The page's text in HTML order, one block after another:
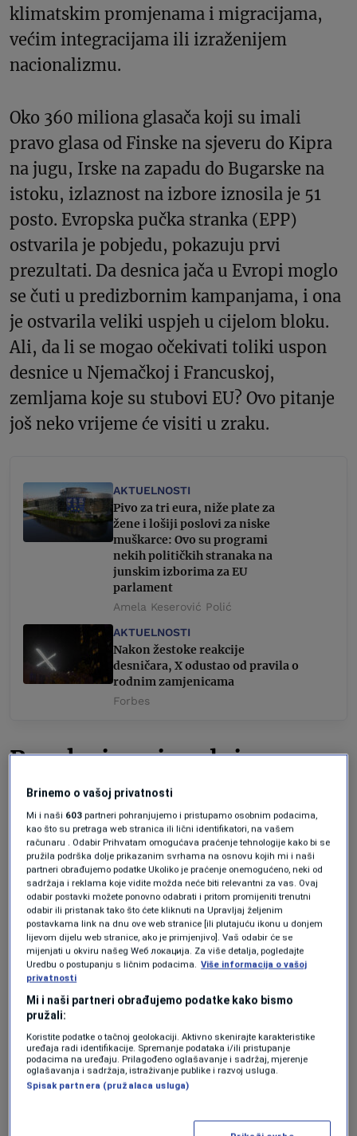
klimatskim promjenama i migracijama,
većim integracijama ili izraženijem
nacionalizmu.
Oko 360 miliona glasača koji su imali
pravo glasa od Finske na sjeveru do Kipra
na jugu, Irske na zapadu do Bugarske na
istoku, izlaznost na izbore iznosila je 51
posto. Evropska pučka stranka (EPP)
ostvarila je pobjedu, pokazuju prvi
prezultati. Da desnica jača u Evropi moglo
se čuti u predizbornim kampanjama, i ona
je ostvarila veliki uspjeh u cijelom bloku.
Ali, da li se mogao očekivati toliki uspon
desnice u Njemačkoj i Francuskoj,
zemljama koje su stubovi EU? Ovo pitanje
još neko vrijeme će visiti u zraku.
AKTUELNOSTI
Pivo za tri eura, niže plate za
žene i lošiji poslovi za niske
muškarce: Ovo su programi
nekih političkih stranaka na
junskim izborima za EU
parlament
Amela Keserović Polić
AKTUELNOSTI
Nakon žestoke reakcije
desničara, X odustao od pravila o
rodnim zamjenicama
Forbes
Poruka i nacionalnim
vladama
Prema preliminarnim rezultatima,
desničarska Alternativa za Njemačku (AfD)
zauzela je drugo mjesto pobijedivši SPD
lijevog centra kancelara Olafa Scholza i
njegove koalicione partnere Zelene. Veliko
je slavlje i u Francuskoj, u stranci desnice
Nacionalno okupljanje, Marin Le Pen, što
je i razumljivo, budući da ova stranka
nikada u svojoj istoriji nije ostvarila ovako
dobar rezultat. Sa više od 30 posto
Renesansnu stranku predsjednika
Brinemo o vašoj privatnosti
Mi i naši 603 partneri pohranjujemo i pristupamo osobnim podacima,
kao što su pretraga web stranica ili lični identifikatori, na vašem
računaru . Odabir Prihvatam omogućava praćenje tehnologije kako bi se
pružila podrška dolje prikazanim svrhama na osnovu kojih mi i naši
partneri obrađujemo podatke Ukoliko je praćenje onemogućeno, neki od
sadržaja i reklama koje vidite možda neće biti relevantni za vas. Ovaj
odabir postavki možete ponovno odabrati i pritom promijeniti trenutni
odabir ili pristanak tako što ćete kliknuti na Upravljaj željenim
postavkama link na dnu ove web stranice [ili plutajuću ikonu u donjem
lijevom dijelu web stranice, ako je primjenjivo]. Vaš odabir će se
mijenjati u okviru našeg Wеб локација. Za više detalja, pogledajte
Uredbu o postupanju s ličnim podacima. Više informacija o vašoj
privatnosti
Mi i naši partneri obrađujemo podatke kako bismo
pružali:
Koristite podatke o tačnoj geolokaciji. Aktivno skenirajte karakteristike
uređaja radi identifikacije. Spremanje podataka i/ili pristupanje
podacima na uređaju. Prilagođeno oglašavanje i sadržaj, mjerenje
oglašavanja i sadržaja, istraživanje publike i razvoj usluga.
Spisak partnera (pružalaca usluga)